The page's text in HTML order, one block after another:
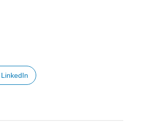
LinkedIn